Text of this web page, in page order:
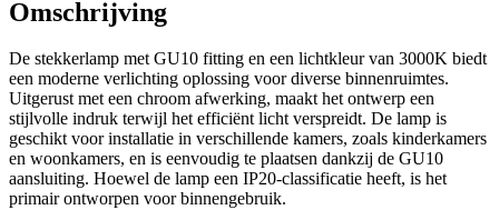
Omschrijving
De stekkerlamp met GU10 fitting en een lichtkleur van 3000K biedt
een moderne verlichting oplossing voor diverse binnenruimtes.
Uitgerust met een chroom afwerking, maakt het ontwerp een
stijlvolle indruk terwijl het efficiënt licht verspreidt. De lamp is
geschikt voor installatie in verschillende kamers, zoals kinderkamers
en woonkamers, en is eenvoudig te plaatsen dankzij de GU10
aansluiting. Hoewel de lamp een IP20-classificatie heeft, is het
primair ontworpen voor binnengebruik.